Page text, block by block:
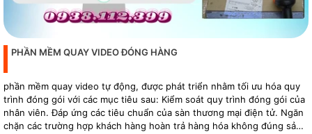
PHẦN MỀM QUAY VIDEO ĐÓNG HÀNG
phần mềm quay video tự động, được phát triển nhằm tối ưu hóa quy
trình đóng gói với các mục tiêu sau: Kiểm soát quy trình đóng gói của
nhân viên. Đáp ứng các tiêu chuẩn của sàn thương mại điện tử. Ngăn
chặn các trường hợp khách hàng hoàn trả hàng hóa không đúng sản